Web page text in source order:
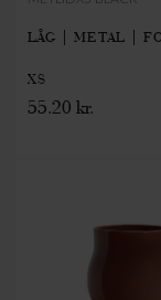
LÅG | METAL |
XS
55.20 kr.